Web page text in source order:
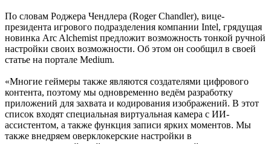
По словам Роджера Чендлера (Roger Chandler), вице-
президента игрового подразделения компании Intel, грядущая
новинка Arc Alchemist предложит возможность тонкой ручной
настройки своих возможности. Об этом он сообщил в своей
статье на портале Medium.
«Многие геймеры также являются создателями цифрового
контента, поэтому мы одновременно ведём разработку
приложений для захвата и кодирования изображений. В этот
список входят специальная виртуальная камера с ИИ-
ассистентом, а также функция записи ярких моментов. Мы
также внедряем оверклокерские настройки в